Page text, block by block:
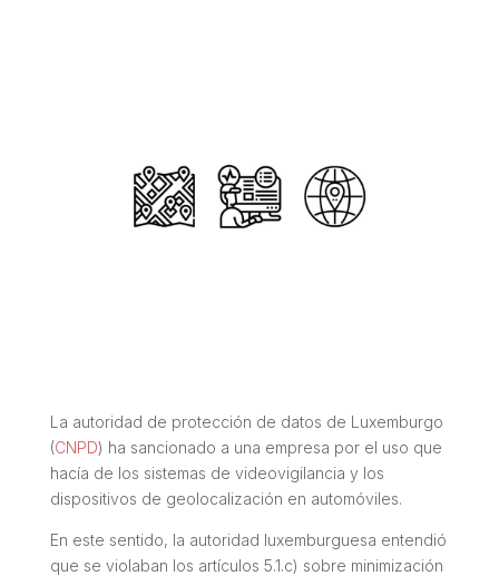
La autoridad de protección de datos de Luxemburgo
(CNPD) ha sancionado a una empresa por el uso que
hacía de los sistemas de videovigilancia y los
dispositivos de geolocalización en automóviles.
En este sentido, la autoridad luxemburguesa entendió
que se violaban los artículos 5.1.c) sobre minimización